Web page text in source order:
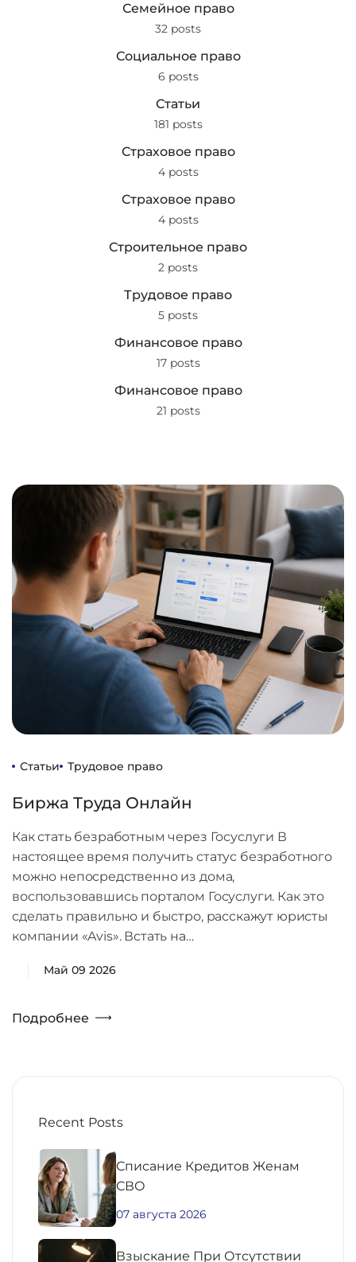
Семейное право
32 posts
Социальное право
6 posts
Статьи
181 posts
Страховое право
4 posts
Страховое право
4 posts
Строительное право
2 posts
Трудовое право
5 posts
Финансовое право
17 posts
Финансовое право
21 posts
Статьи Трудовое право
Биржа Труда Онлайн
Как стать безработным через Госуслуги В
настоящее время получить статус безработного
можно непосредственно из дома,
воспользовавшись порталом Госуслуги. Как это
сделать правильно и быстро, расскажут юристы
компании «Avis». Встать на…
Май 09 2026
Подробнее
Recent Posts
Списание Кредитов Женам
СВО
07 августа 2026
Взыскание При Отсутствии